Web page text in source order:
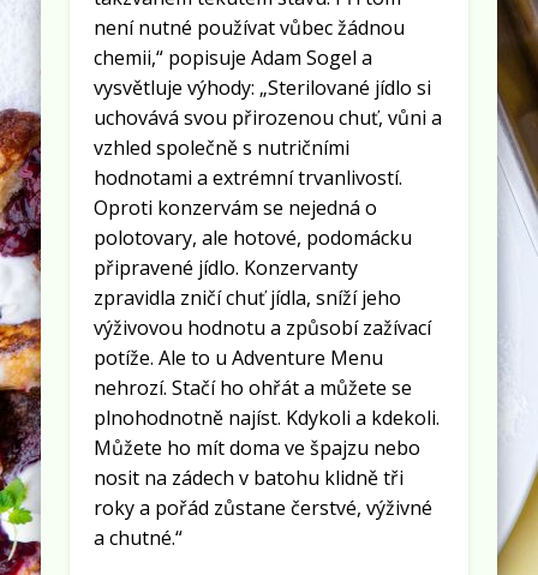
není nutné používat vůbec žádnou
chemii,“ popisuje Adam Sogel a
vysvětluje výhody: „Sterilované jídlo si
uchovává svou přirozenou chuť, vůni a
vzhled společně s nutričními
hodnotami a extrémní trvanlivostí.
Oproti konzervám se nejedná o
polotovary, ale hotové, podomácku
připravené jídlo. Konzervanty
zpravidla zničí chuť jídla, sníží jeho
výživovou hodnotu a způsobí zažívací
potíže. Ale to u Adventure Menu
nehrozí. Stačí ho ohřát a můžete se
plnohodnotně najíst. Kdykoli a kdekoli.
Můžete ho mít doma ve špajzu nebo
nosit na zádech v batohu klidně tři
roky a pořád zůstane čerstvé, výživné
a chutné.“